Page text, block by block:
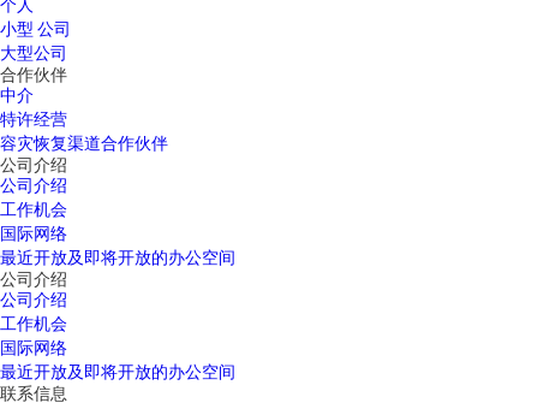
个人
小型 公司
大型公司
合作伙伴
中介
特许经营
容灾恢复渠道合作伙伴
公司介绍
公司介绍
工作机会
国际网络
最近开放及即将开放的办公空间
公司介绍
公司介绍
工作机会
国际网络
最近开放及即将开放的办公空间
联系信息